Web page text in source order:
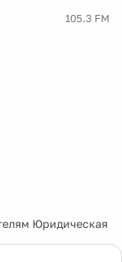
105.3 FM
Юридическая